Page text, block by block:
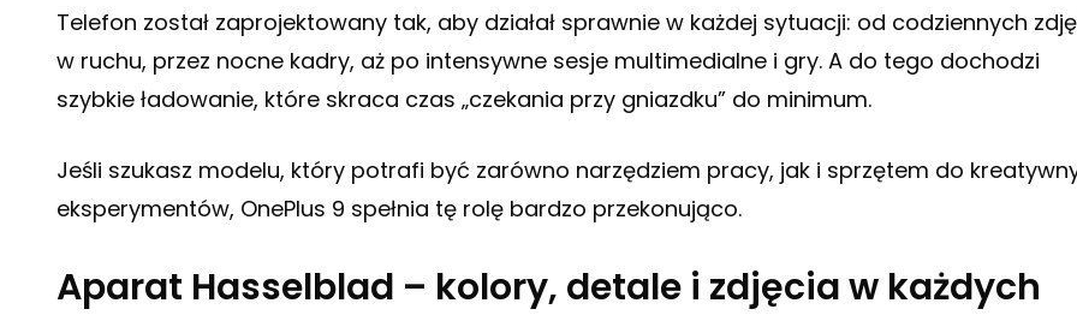
Telefon został zaprojektowany tak, aby działał sprawnie w każdej sytuacji: od codziennych
w ruchu, przez nocne kadry, aż po intensywne sesje multimedialne i gry. A do tego dochodzi
szybkie ładowanie, które skraca czas „czekania przy gniazdku” do minimum.
Jeśli szukasz modelu, który potrafi być zarówno narzędziem pracy, jak i sprzętem do
eksperymentów, OnePlus 9 spełnia tę rolę bardzo przekonująco.
Aparat Hasselblad – kolory, detale i zdjęcia w każdych